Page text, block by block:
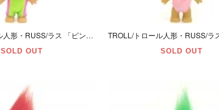
TROLL/トロール人形・RUSS/ラス 「ピンク/Ｍ/スイマー」
SOLD OUT SOLD OUT